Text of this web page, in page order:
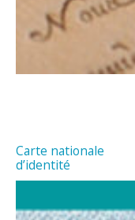
Carte nationale
d’identité